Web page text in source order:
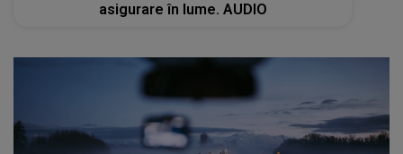
asigurare în lume. AUDIO